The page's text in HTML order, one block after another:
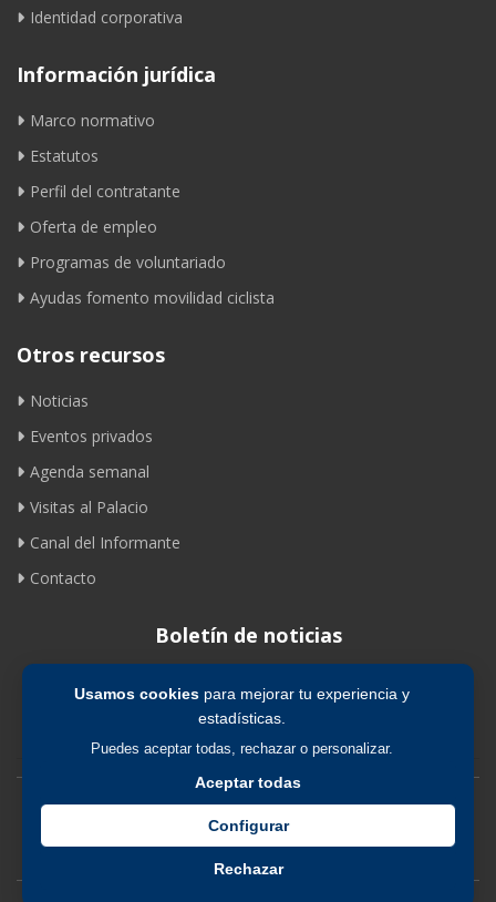
Usamos cookiespara mejorar tu experiencia y
estadísticas.
Puedes aceptar todas, rechazar o personalizar.
Aceptar todas
Configurar
Rechazar
Identidad corporativa
Información jurídica
Marco normativo
Estatutos
Perfil del contratante
Oferta de empleo
Programas de voluntariado
Ayudas fomento movilidad ciclista
Otros recursos
Noticias
Eventos privados
Agenda semanal
Visitas al Palacio
Canal del Informante
Contacto
Boletín de noticias
Suscribirse
Avíso legal | Política de privacidad | Política de cookies